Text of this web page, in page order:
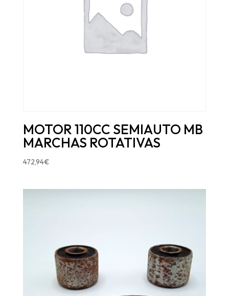
MOTOR 110CC SEMIAUTO MB
MARCHAS ROTATIVAS
472,94€